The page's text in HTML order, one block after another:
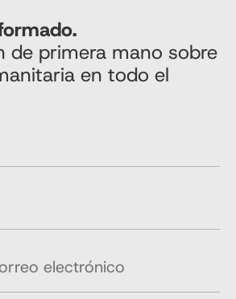
de primera mano sobre
en todo el